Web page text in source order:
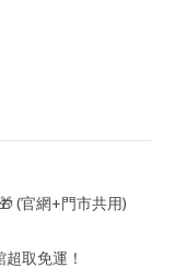
(官網+門市共用)
取免運！